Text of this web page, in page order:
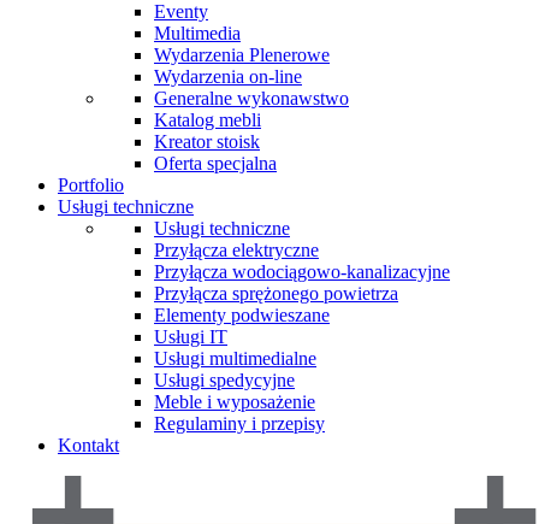
Eventy
Multimedia
Wydarzenia Plenerowe
Wydarzenia on-line
Generalne wykonawstwo
Katalog mebli
Kreator stoisk
Oferta specjalna
Portfolio
Usługi techniczne
Usługi techniczne
Przyłącza elektryczne
Przyłącza wodociągowo-kanalizacyjne
Przyłącza sprężonego powietrza
Elementy podwieszane
Usługi IT
Usługi multimedialne
Usługi spedycyjne
Meble i wyposażenie
Regulaminy i przepisy
Kontakt